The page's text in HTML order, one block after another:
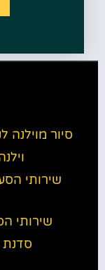
סיור
שירותי
שירותי
סדנת